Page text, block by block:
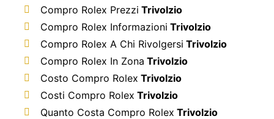
Compro Rolex Prezzi Trivolzio
Compro Rolex Informazioni Trivolzio
Compro Rolex A Chi Rivolgersi Trivolzio
Compro Rolex In Zona Trivolzio
Costo Compro Rolex Trivolzio
Costi Compro Rolex Trivolzio
Quanto Costa Compro Rolex Trivolzio